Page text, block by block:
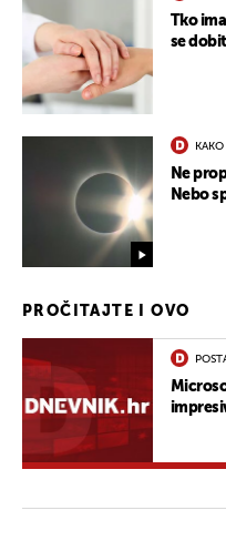
Tko
se
Ne
Nebo
PROČITAJTE I OVO